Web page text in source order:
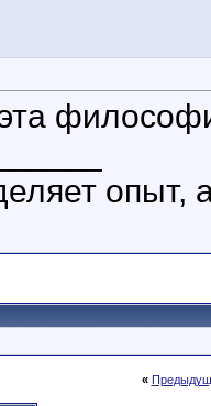
опыт,
«